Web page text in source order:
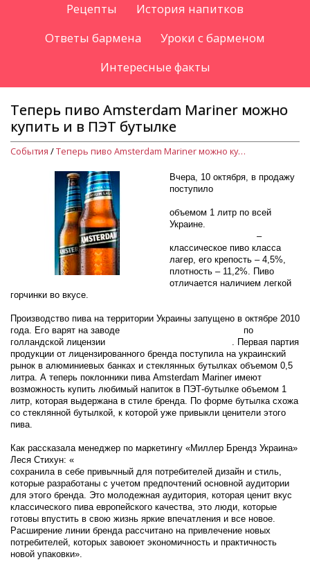
Рецепты
История напитков
Ответы бармена
Уроки с барменом
Интересные факты
Теперь пиво Amsterdam Mariner можно
купить и в ПЭТ бутылке
События / Теперь пиво Amsterdam Mariner можно купить и в ПЭТ бутылке
Вчера, 10 октября, в продажу
поступило
объемом 1 литр по всей
Украине.
–
классическое пиво класса
лагер, его крепость – 4,5%,
плотность – 11,2%. Пиво
отличается наличием легкой
горчинки во вкусе.
Производство пива на территории Украины запущено в октябре 2010
года. Его варят на заводе
по
голландской лицензии
. Первая партия
продукции от лицензированного бренда поступила на украинский
рынок в алюминиевых банках и стеклянных бутылках объемом 0,5
литра. А теперь поклонники пива Amsterdam Mariner имеют
возможность купить любимый напиток в ПЭТ-бутылке объемом 1
литр, которая выдержана в стиле бренда. По форме бутылка схожа
со стеклянной бутылкой, к которой уже привыкли ценители этого
пива.
Как рассказала менеджер по маркетингу «Миллер Брендз Украина»
Леся Стихун: «
сохранила в себе привычный для потребителей дизайн и стиль,
которые разработаны с учетом предпочтений основной аудитории
для этого бренда. Это молодежная аудитория, которая ценит вкус
классического пива европейского качества, это люди, которые
готовы впустить в свою жизнь яркие впечатления и все новое.
Расширение линии бренда рассчитано на привлечение новых
потребителей, которых завоюет экономичность и практичность
новой упаковки».